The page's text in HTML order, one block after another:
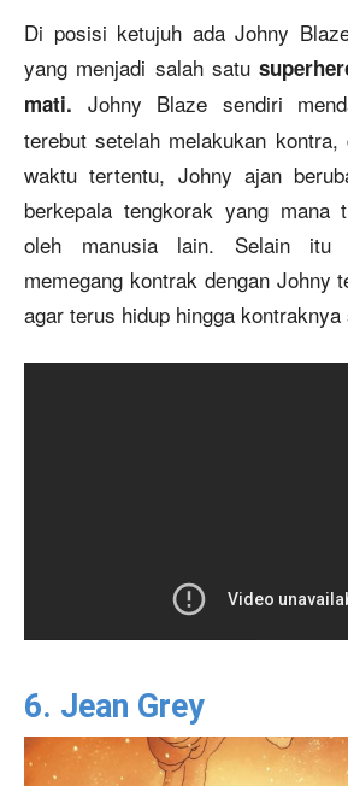
Di posisi ketujuh ada Johny
yang menjadi salah satu
mati. Johny Blaze sendiri
terebut setelah melakukan kontra,
waktu tertentu, Johny ajan
berkepala tengkorak yang mana
oleh manusia lain. Selain
memegang kontrak dengan Johny
agar terus hidup hingga kontraknya
6. Jean Grey